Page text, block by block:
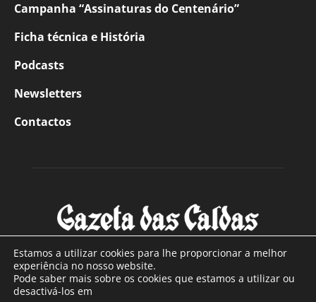
Campanha “Assinaturas do Centenário”
Ficha técnica e História
Podcasts
Newsletters
Contactos
SOBRE NÓS
Estamos a utilizar cookies para lhe proporcionar a melhor
experiência no nosso website.
Pode saber mais sobre os cookies que estamos a utilizar ou
desactivá-los em